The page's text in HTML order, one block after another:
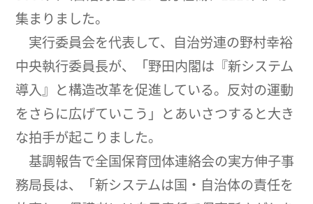
集まりました。
実行委員会を代表して、自治労連の野村幸裕
中央執行委員長が、「野田内閣は『新システム
導入』と構造改革を促進している。反対の運動
をさらに広げていこう」とあいさつすると大き
な拍手が起こりました。
基調報告で全国保育団体連絡会の実方伸子事
務局長は、「新システムは国・自治体の責任を